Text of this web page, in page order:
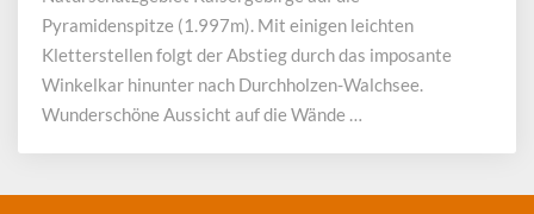
Pyramidenspitze (1.997m). Mit einigen leichten
Kletterstellen folgt der Abstieg durch das imposante
Winkelkar hinunter nach Durchholzen-Walchsee.
Wunderschöne Aussicht auf die Wände …